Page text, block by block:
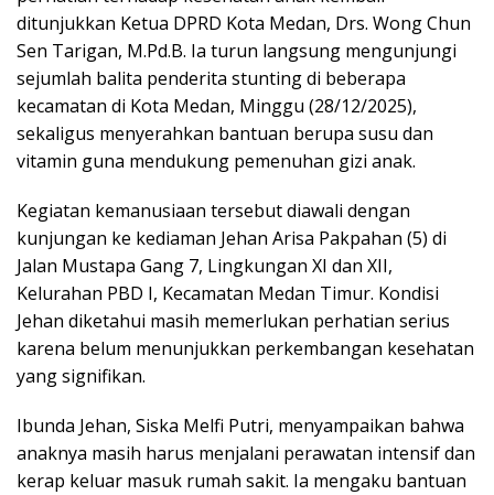
ditunjukkan Ketua DPRD Kota Medan, Drs. Wong Chun
Sen Tarigan, M.Pd.B. Ia turun langsung mengunjungi
sejumlah balita penderita stunting di beberapa
kecamatan di Kota Medan, Minggu (28/12/2025),
sekaligus menyerahkan bantuan berupa susu dan
vitamin guna mendukung pemenuhan gizi anak.
Kegiatan kemanusiaan tersebut diawali dengan
kunjungan ke kediaman Jehan Arisa Pakpahan (5) di
Jalan Mustapa Gang 7, Lingkungan XI dan XII,
Kelurahan PBD I, Kecamatan Medan Timur. Kondisi
Jehan diketahui masih memerlukan perhatian serius
karena belum menunjukkan perkembangan kesehatan
yang signifikan.
Ibunda Jehan, Siska Melfi Putri, menyampaikan bahwa
anaknya masih harus menjalani perawatan intensif dan
kerap keluar masuk rumah sakit. Ia mengaku bantuan